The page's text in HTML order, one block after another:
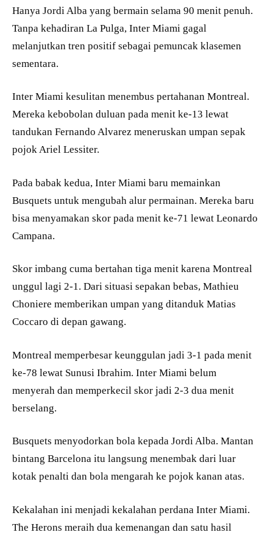
Hanya Jordi Alba yang bermain selama 90 menit penuh.
Tanpa kehadiran La Pulga, Inter Miami gagal
melanjutkan tren positif sebagai pemuncak klasemen
sementara.
Inter Miami kesulitan menembus pertahanan Montreal.
Mereka kebobolan duluan pada menit ke-13 lewat
tandukan Fernando Alvarez meneruskan umpan sepak
pojok Ariel Lessiter.
Pada babak kedua, Inter Miami baru memainkan
Busquets untuk mengubah alur permainan. Mereka baru
bisa menyamakan skor pada menit ke-71 lewat Leonardo
Campana.
Skor imbang cuma bertahan tiga menit karena Montreal
unggul lagi 2-1. Dari situasi sepakan bebas, Mathieu
Choniere memberikan umpan yang ditanduk Matias
Coccaro di depan gawang.
Montreal memperbesar keunggulan jadi 3-1 pada menit
ke-78 lewat Sunusi Ibrahim. Inter Miami belum
menyerah dan memperkecil skor jadi 2-3 dua menit
berselang.
Busquets menyodorkan bola kepada Jordi Alba. Mantan
bintang Barcelona itu langsung menembak dari luar
kotak penalti dan bola mengarah ke pojok kanan atas.
Kekalahan ini menjadi kekalahan perdana Inter Miami.
The Herons meraih dua kemenangan dan satu hasil